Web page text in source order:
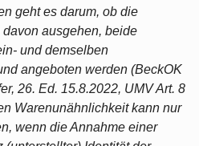
geht es darum, ob die
ausgehen, beide
und demselben
angeboten werden (BeckOK
26. Ed. 15.8.2022, UMV Art. 8
Warenunähnlichkeit kann nur
wenn die Annahme einer